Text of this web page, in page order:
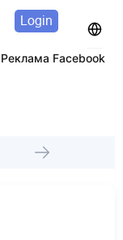
Login
Реклама Facebook